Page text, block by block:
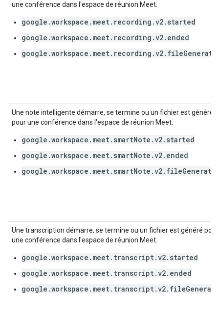
une conférence dans l'espace de réunion Meet.
google.workspace.meet.recording.v2.started
google.workspace.meet.recording.v2.ended
Une note intelligente démarre, se termine ou un fichier est généré
pour une conférence dans l'espace de réunion Meet.
google.workspace.meet.smartNote.v2.started
google.workspace.meet.smartNote.v2.ended
Une transcription démarre, se termine ou un fichier est généré pour
une conférence dans l'espace de réunion Meet.
google.workspace.meet.transcript.v2.started
google.workspace.meet.transcript.v2.ended